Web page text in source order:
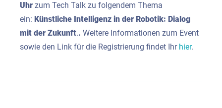
Uhr zum Tech Talk zu folgendem Thema
ein: Künstliche Intelligenz in der Robotik: Dialog
mit der Zukunft.. Weitere Informationen zum Event
sowie den Link für die Registrierung findet Ihr hier.